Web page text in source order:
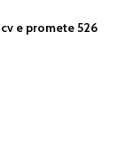
e promete 526